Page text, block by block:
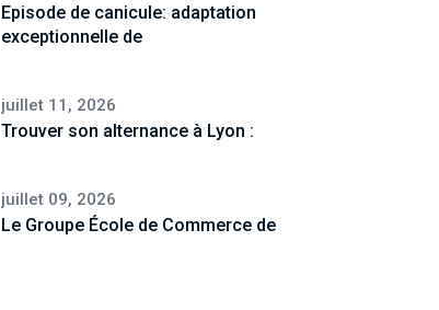
Episode de canicule: adaptation
exceptionnelle de
juillet 11, 2026
Trouver son alternance à Lyon :
juillet 09, 2026
Le Groupe École de Commerce de